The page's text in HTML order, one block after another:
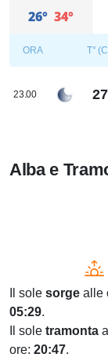
26° 34°
ORA T°
23.00
Alba e
Il sole sorge alle
05:29.
Il sole tramonta
ore: 20:47.